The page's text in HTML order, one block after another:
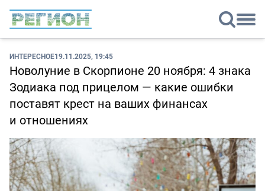
ИНТЕРЕСНОЕ19.11.2025, 19:45
Новолуние в Скорпионе 20 ноября: 4 знака
Зодиака под прицелом — какие ошибки
поставят крест на ваших финансах
и отношениях